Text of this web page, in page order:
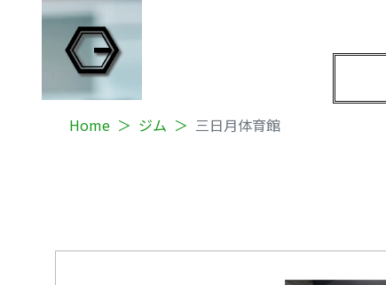
Home ジム 三日月体育館